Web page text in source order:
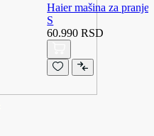
Haier mašina za
S
60.990 RSD